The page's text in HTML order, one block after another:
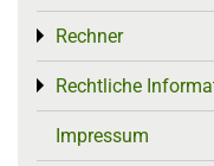
Rechner
Toggle menu
Rechtliche
Toggle menu
Impressum